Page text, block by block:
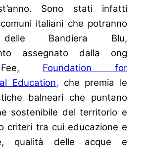
Sono stati infatti
italiani che potranno
Bandiera Blu,
assegnato dalla ong
Fee, Foundation for
Education, che premia le
balneari che puntano
sostenibile del territorio e
criteri tra cui educazione e
qualità delle acque e